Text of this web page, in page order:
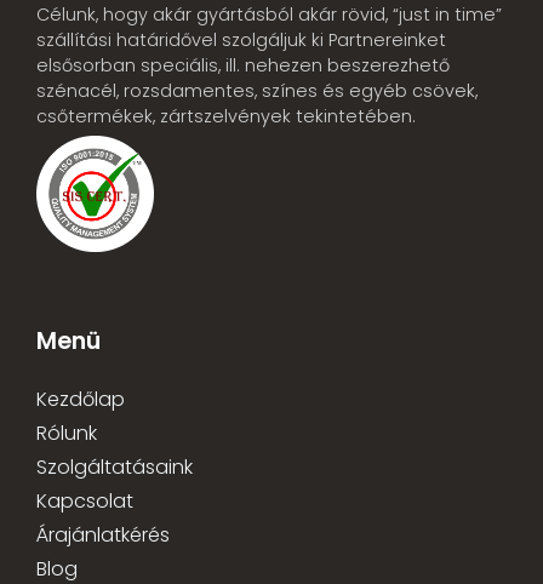
Célunk, hogy akár gyártásból akár rövid, “just in time”
szállítási határidővel szolgáljuk ki Partnereinket
elsősorban speciális, ill. nehezen beszerezhető
szénacél, rozsdamentes, színes és egyéb csövek,
csőtermékek, zártszelvények tekintetében.
Menü
Kezdőlap
Rólunk
Szolgáltatásaink
Kapcsolat
Árajánlatkérés
Blog